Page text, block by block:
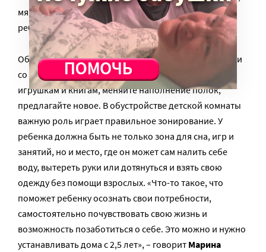
мячи или куклы должны быть в зоне видимости
ребенка с самого раннего возраста.
Обустройте в детской невысокие открытые стеллажи
со свободным доступом к разным материалам,
игрушкам и книгам, меняйте наполнение полок,
предлагайте новое. В обустройстве детской комнаты
важную роль играет правильное зонирование. У
ребенка должна быть не только зона для сна, игр и
занятий, но и место, где он может сам налить себе
воду, вытереть руки или дотянуться и взять свою
одежду без помощи взрослых. «Что-то такое, что
поможет ребенку осознать свои потребности,
самостоятельно почувствовать свою жизнь и
возможность позаботиться о себе. Это можно и нужно
устанавливать дома с 2,5 лет», – говорит Марина